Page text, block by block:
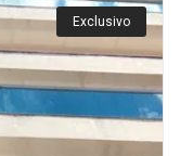
Exclusivo